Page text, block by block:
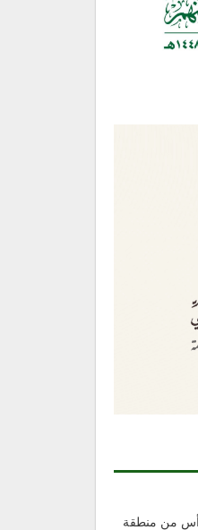
من منطقة